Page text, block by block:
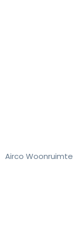
Airco Woonruimte